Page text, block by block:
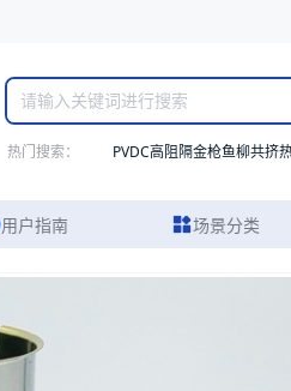
热门搜索： PVDC高阻隔金枪鱼柳共挤
用户指南 场景分类
单位错误）包装，提供详尽的